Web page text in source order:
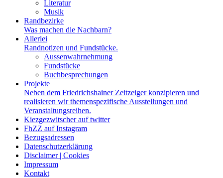
Literatur
Musik
Randbezirke
Was machen die Nachbarn?
Allerlei
Randnotizen und Fundstücke.
Aussenwahrnehmung
Fundstücke
Buchbesprechungen
Projekte
Neben dem Friedrichshainer Zeitzeiger konzipieren und
realisieren wir themenspezifische Ausstellungen und
Veranstaltungsreihen.
Kiezgezwitscher auf twitter
FhZZ auf Instagram
Bezugsadressen
Datenschutzerklärung
Disclaimer | Cookies
Impressum
Kontakt